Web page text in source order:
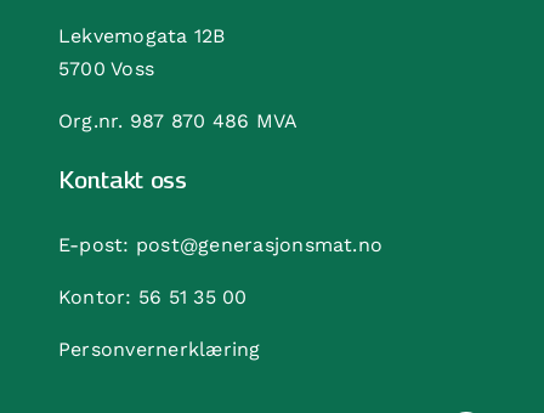
Lekvemogata 12B
5700 Voss
Org.nr. 987 870 486 MVA
Kontakt oss
E-post: post@generasjonsmat.no
Kontor: 56 51 35 00
Personvernerklæring